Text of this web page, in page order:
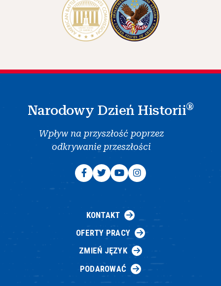
Narodowy Dzień Historii®
Wpływ na przyszłość poprzez
odkrywanie przeszłości
KONTAKT
OFERTY PRACY
ZMIEŃ JĘZYK
PODAROWAĆ